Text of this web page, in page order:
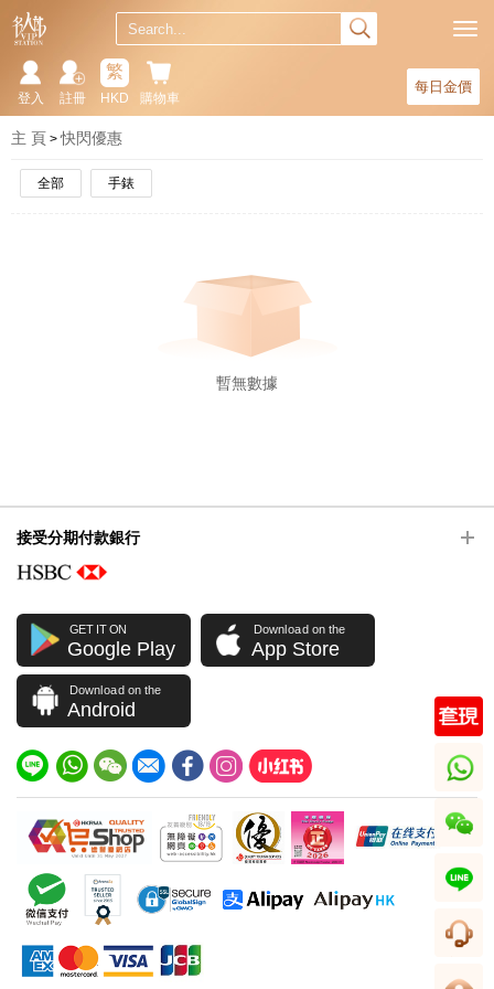
每日金價
購物車
繁
HKD
註冊
登入
主 頁 快閃優惠
全部 手錶
暫無數據
接受分期付款銀行
GET IT ON
Google Play
Download on the
App Store
Download on the
Android
whatsapp